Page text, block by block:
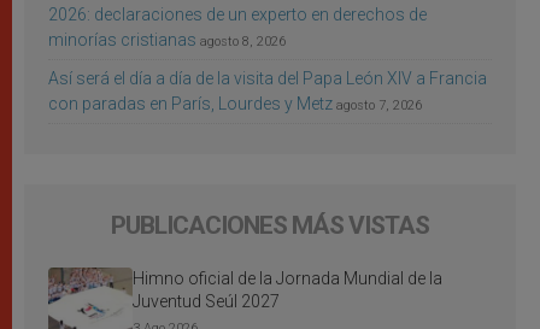
2026: declaraciones de un experto en derechos de
minorías cristianas agosto 8, 2026
Así será el día a día de la visita del Papa León XIV a Francia
con paradas en París, Lourdes y Metz agosto 7, 2026
PUBLICACIONES MÁS VISTAS
Himno oficial de la Jornada Mundial de la
Juventud Seúl 2027